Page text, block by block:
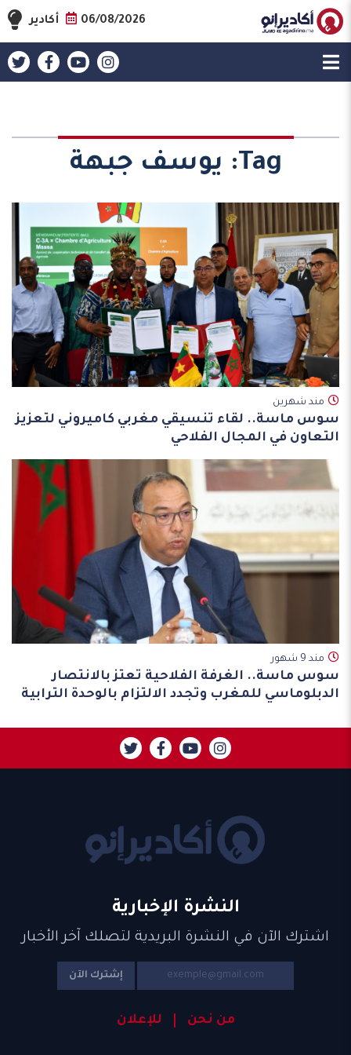
06/08/2026 أكادير
Tag: يوسف جبهة
مند شهرين
سوس ماسة.. لقاء تنسيقي مغربي كاميروني لتعزيز
التعاون في المجال الفلاحي
مند 9 شهور
سوس ماسة.. الغرفة الفلاحية تعتز بالانتصار
الدبلوماسي للمغرب وتجدد الالتزام بالوحدة الترابية
النشرة الإخبارية
اشترك الآن في النشرة البريدية لتصلك آخر الأخبار
إشترك الآن
من نحن للإعلان